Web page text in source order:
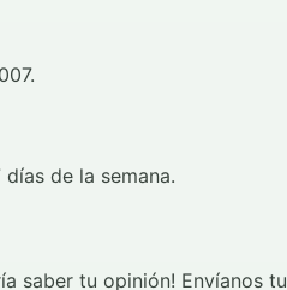
de la semana.
saber tu opinión! Envíanos tu